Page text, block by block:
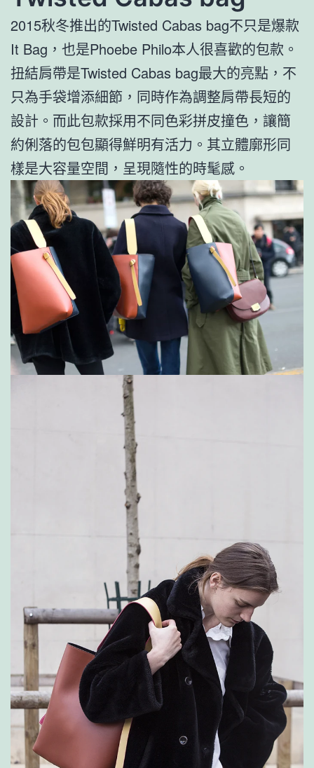
2015秋冬推出的Twisted Cabas bag不只是爆款
It Bag，也是Phoebe Philo本人很喜歡的包款。
扭結肩帶是Twisted Cabas bag最大的亮點，不
只為手袋增添細節，同時作為調整肩帶長短的
設計。而此包款採用不同色彩拼皮撞色，讓簡
約俐落的包包顯得鮮明有活力。其立體廓形同
樣是大容量空間，呈現隨性的時髦感。